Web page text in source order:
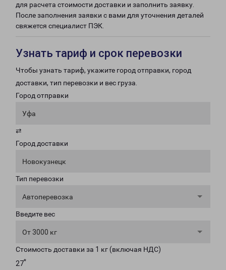
для расчета стоимости доставки и заполнить заявку.
После заполнения заявки с вами для уточнения деталей
свяжется специалист ПЭК.
Узнать тариф и срок перевозки
Чтобы узнать тариф, укажите город отправки, город
доставки, тип перевозки и вес груза.
Город отправки
Уфа
⇄
Город доставки
Новокузнецк
Тип перевозки
Автоперевозка
Введите вес
От 3000 кг
Стоимость доставки за 1 кг (включая НДС)
27*